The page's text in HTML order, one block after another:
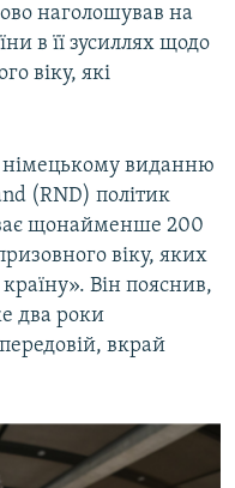
наголошував на
в її зусиллях щодо
віку, які
німецькому виданню
(RND) політик
щонайменше 200
віку, яких
Він пояснив,
два роки
вкрай